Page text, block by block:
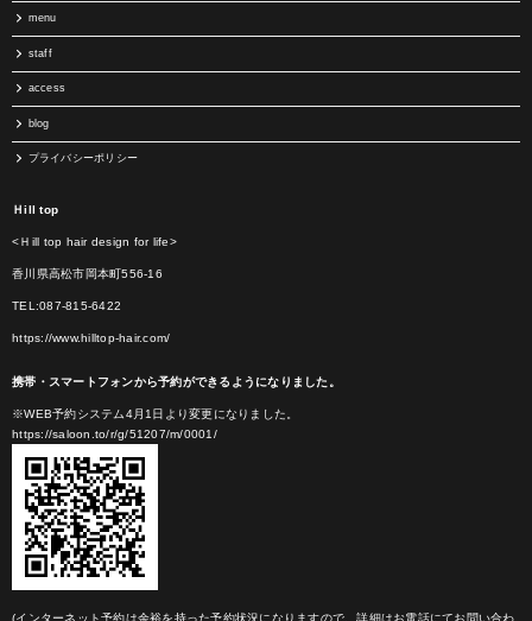
menu
staff
access
blog
プライバシーポリシー
Ｈill top
<Ｈill top hair design for life>
香川県高松市岡本町556-16
TEL:087-815-6422
https://www.hilltop-hair.com/
携帯・スマートフォンから予約ができるようになりました。
※WEB予約システム4月1日より変更になりました。
https://saloon.to/r/g/51207/m/0001/
(インターネット予約は余裕を持った予約状況になりますので、詳細はお電話にてお問い合わ